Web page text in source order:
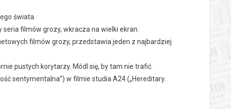
świata.
filmów grozy, wkracza na wielki ekran.
filmów grozy, przedstawia jeden z najbardziej
pustych korytarzy. Módl się, by tam nie trafić.
sentymentalna”) w filmie studia A24 („Hereditary.